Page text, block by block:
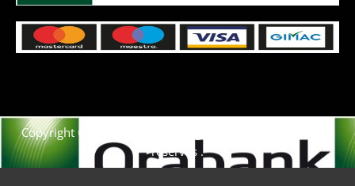
Copyright © 2021. Afrique-voyage-découverte tous droits
réservés .